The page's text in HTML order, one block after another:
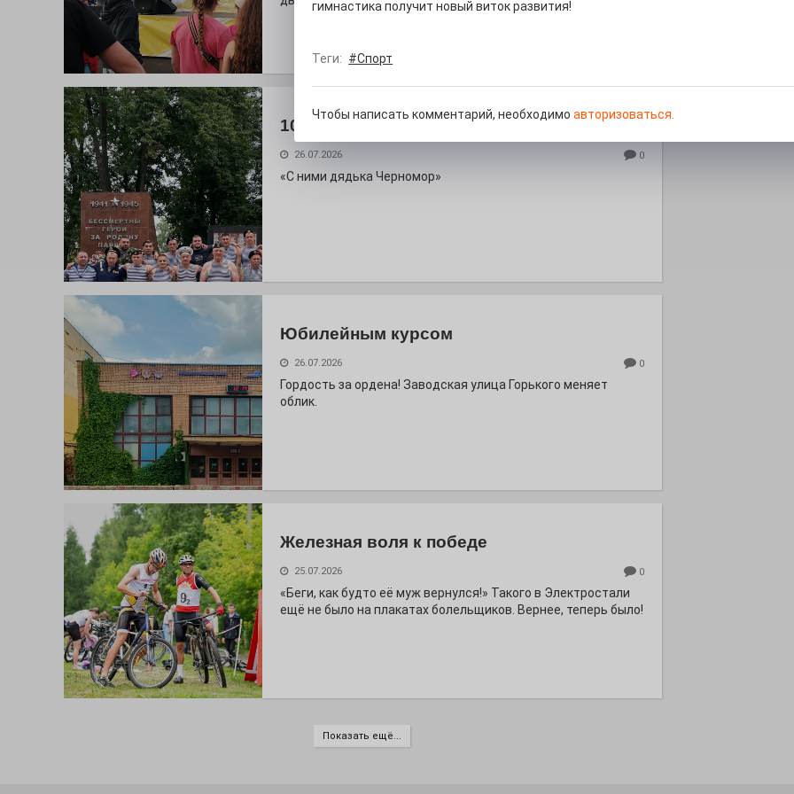
100 футов под килем!
26.07.2026 0
«С ними дядька Черномор»
Юбилейным курсом
26.07.2026 0
Гордость за ордена! Заводская улица Горького меняет
облик.
Железная воля к победе
25.07.2026 0
«Беги, как будто её муж вернулся!» Такого в Электростали
ещё не было на плакатах болельщиков. Вернее, теперь было!
Показать ещё...
гимнастика получит новый виток развития!
Теги: #Спорт
Чтобы написать комментарий, необходимо авторизоваться.